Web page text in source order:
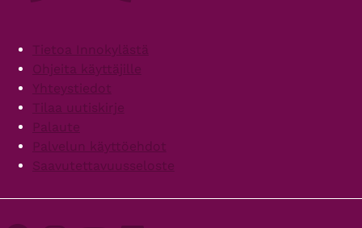
FooterTietoa Innokylästä
Ohjeita käyttäjille
Yhteystiedot
Tilaa uutiskirje
Palaute
Palvelun käyttöehdot
Saavutettavuusseloste